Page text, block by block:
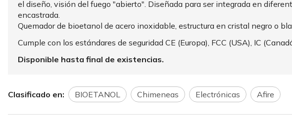
el diseño, visión del fuego "abierto". Diseñada para ser integrada en
encastrada.
Quemador de bioetanol de acero inoxidable, estructura en cristal negro o
Cumple con los estándares de seguridad CE (Europa), FCC (USA), IC
Disponible hasta final de existencias.
Clasificado en: BIOETANOL Chimeneas Electrónicas Afire